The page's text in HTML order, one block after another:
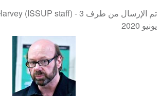
تم الإرسال من طرف James Harvey (ISSUP staff) -
يونيو 2020